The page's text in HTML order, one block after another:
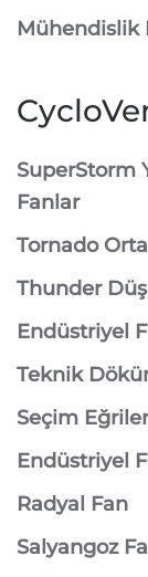
Mühendislik
SuperStorm
Fanlar
Tornado
Thunder
Endüstriyel
Teknik
Seçim
Endüstriyel
Radyal Fan
Salyangoz